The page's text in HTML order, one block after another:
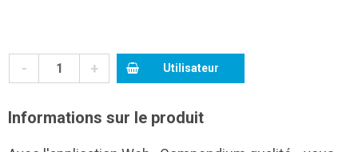
- + Utilisateur
Informations sur le produit